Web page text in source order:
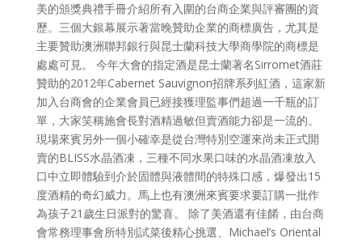
美的頒獎典禮手冊介紹所有入圍的台商企業與評審團的資
歷。三個大銀幕展示著當晚贊助企業的商標廣告，尤其是
主要贊助澳洲聯邦銀行與昆士蘭科技大學商學院的商標是
處處可見。 今年大會的指定酒是昆士蘭著名Sirromet酒莊
贊助的2012年Cabernet Sauvignon招牌系列紅酒，這家新
加入台商會的企業會員已經接獲理監事們超過一千瓶的訂
單，大家笑稱施會長對酒精過敏但賣酒能力卻是一流的。
現場來賓另外一個小確幸是從台灣特別空運來尚未正式開
賣的BLISS水晶酒凍，三種不同水果口味的水晶酒凍放入
口中立即體驗到介於固體與液體間的特殊口感，爆發出15
度酒精的奇幻威力。馬上也有澳洲來賓要求要訂購一批作
為孩子21歲生日派對的驚喜。 除了美酒還有佳餚，由台商
會常務理事會所特別試菜後精心挑選、Michael’s Oriental